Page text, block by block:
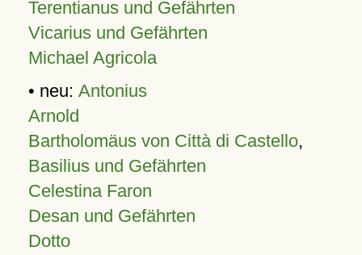
Terentianus und Gefährten
Vicarius und Gefährten
Michael Agricola
• neu: Antonius
Arnold
Bartholomäus von Città di Castello,
Basilius und Gefährten
Celestina Faron
Desan und Gefährten
Dotto